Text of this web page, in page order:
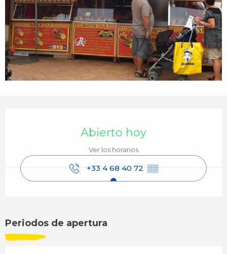
Abierto hoy
Ver los horarios
+33 4 68 40 72 ▒▒
Periodos de apertura